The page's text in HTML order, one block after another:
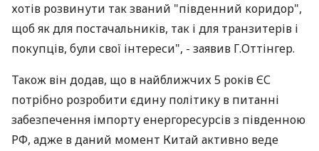
хотів розвинути так званий "південний коридор",
щоб як для постачальників, так і для транзитерів і
покупців, були свої інтереси", - заявив Г.Оттінгер.
Також він додав, що в найближчих 5 років ЄС
потрібно розробити єдину політику в питанні
забезпечення імпорту енергоресурсів з південною
РФ, адже в даний момент Китай активно веде